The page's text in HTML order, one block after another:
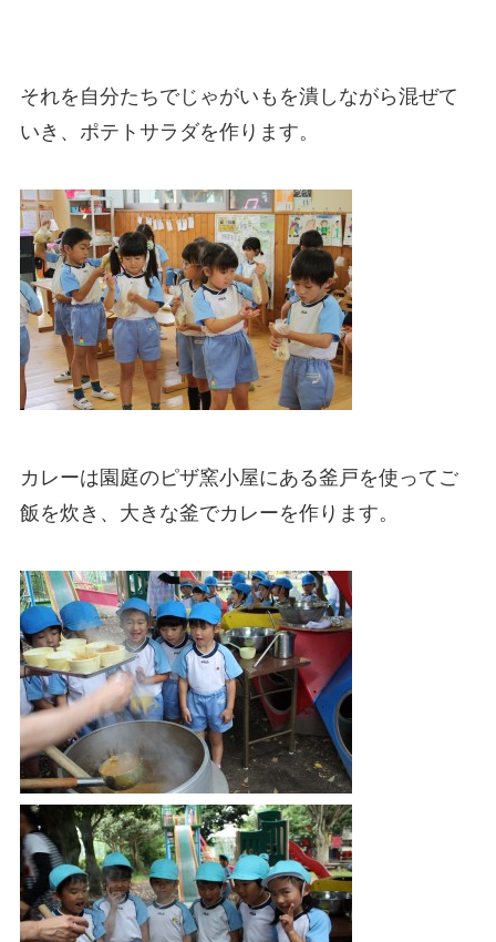
それを自分たちでじゃがいもを潰し ながら混ぜて
いき、ポテトサラダを作ります。
カレーは園庭のピザ窯小屋にある釜戸を使ってご
飯を炊き、大きな釜でカレーを作ります。